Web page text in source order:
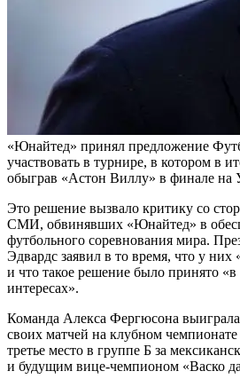
«Юнайтед» принял предложение
участвовать в турнире, в котором в
обыграв «Астон Виллу» в финале на
Это решение вызвало критику со
СМИ, обвинявших «Юнайтед» в
футбольного соревнования мира.
Эдвардс заявил в то время, что у них
и что такое решение было принято
интересах».
Команда Алекса Фергюсона выиграла
своих матчей на клубном чемпионате
третье место в группе Б за
и будущим вице-чемпионом «Васко